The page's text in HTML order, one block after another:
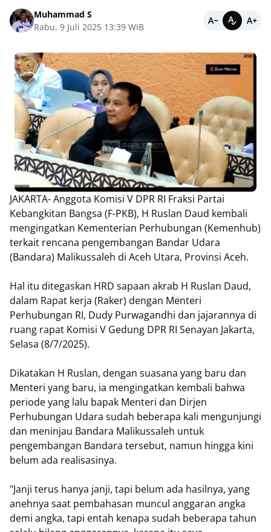
Muhammad S
Rabu, 9 Juli 2025 13:39 WIB
JAKARTA- Anggota Komisi V DPR RI Fraksi Partai
Kebangkitan Bangsa (F-PKB), H Ruslan Daud kembali
mengingatkan Kementerian Perhubungan (Kemenhub)
terkait rencana pengembangan Bandar Udara
(Bandara) Malikussaleh di Aceh Utara, Provinsi Aceh.
Hal itu ditegaskan HRD sapaan akrab H Ruslan Daud,
dalam Rapat kerja (Raker) dengan Menteri
Perhubungan RI, Dudy Purwagandhi dan jajarannya di
ruang rapat Komisi V Gedung DPR RI Senayan Jakarta,
Selasa (8/7/2025).
Dikatakan H Ruslan, dengan suasana yang baru dan
Menteri yang baru, ia mengingatkan kembali bahwa
periode yang lalu bapak Menteri dan Dirjen
Perhubungan Udara sudah beberapa kali mengunjungi
dan meninjau Bandara Malikussaleh untuk
pengembangan Bandara tersebut, namun hingga kini
belum ada realisasinya.
"Janji terus hanya janji, tapi belum ada hasilnya, yang
anehnya saat pembahasan muncul anggaran angka
demi angka, tapi entah kenapa sudah beberapa tahun